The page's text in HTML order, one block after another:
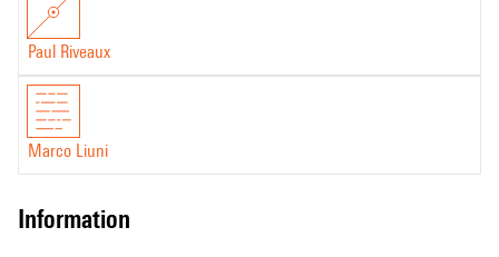
Paul Riveaux
Marco Liuni
information